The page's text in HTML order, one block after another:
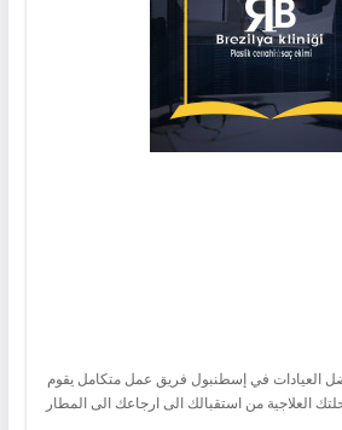
العيادات في إسطنبول فريق عمل متكامل يقوم
العلاجية من استقبالك الى ارجاعك الى المطار